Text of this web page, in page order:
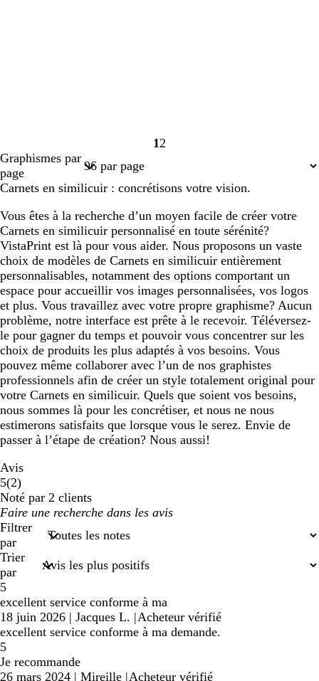
Page
1 Page
2
Graphismes par
page
Carnets en similicuir : concrétisons votre vision.
Vous êtes à la recherche d’un moyen facile de créer votre
Carnets en similicuir personnalisé en toute sérénité?
VistaPrint est là pour vous aider. Nous proposons un vaste
choix de modèles de Carnets en similicuir entièrement
personnalisables, notamment des options comportant un
espace pour accueillir vos images personnalisées, vos logos
et plus. Vous travaillez avec votre propre graphisme? Aucun
problème, notre interface est prête à le recevoir. Téléversez-
le pour gagner du temps et pouvoir vous concentrer sur les
choix de produits les plus adaptés à vos besoins. Vous
pouvez même collaborer avec l’un de nos graphistes
professionnels afin de créer un style totalement original pour
votre Carnets en similicuir. Quels que soient vos besoins,
nous sommes là pour les concrétiser, et nous ne nous
estimerons satisfaits que lorsque vous le serez. Envie de
passer à l’étape de création? Nous aussi!
Avis
5(22
avis
)
Noté par 2 clients
Mes
saisies
de
recherche
Filtrer
par
Trier
par
5
excellent service conforme à ma
18 juin 2026 | Jacques L. |Acheteur vérifié
excellent service conforme à ma demande.
5
Je recommande
26 mars 2024 | Mireille |Acheteur vérifié